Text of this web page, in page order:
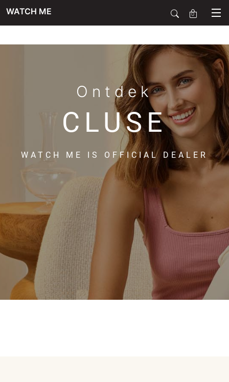
WATCH ME
SMARTWATCHES
MERKEN
CONTACT
0
Ontdek
CLUSE
WATCH ME IS OFFICIAL DEALER